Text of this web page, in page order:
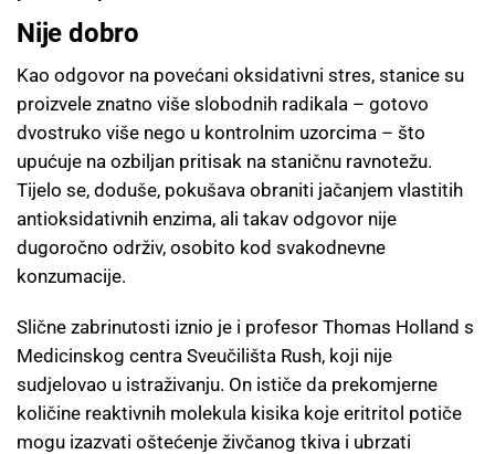
Nije dobro
Kao odgovor na povećani oksidativni stres, stanice su
proizvele znatno više slobodnih radikala – gotovo
dvostruko više nego u kontrolnim uzorcima – što
upućuje na ozbiljan pritisak na staničnu ravnotežu.
Tijelo se, doduše, pokušava obraniti jačanjem vlastitih
antioksidativnih enzima, ali takav odgovor nije
dugoročno održiv, osobito kod svakodnevne
konzumacije.
Slične zabrinutosti iznio je i profesor Thomas Holland s
Medicinskog centra Sveučilišta Rush, koji nije
sudjelovao u istraživanju. On ističe da prekomjerne
količine reaktivnih molekula kisika koje eritritol potiče
mogu izazvati oštećenje živčanog tkiva i ubrzati